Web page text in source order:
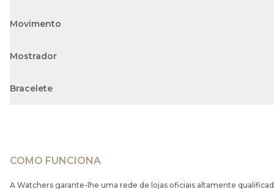
Movimento
Mostrador
Bracelete
COMO FUNCIONA
A Watchers garante-lhe uma rede de lojas oficiais altamente